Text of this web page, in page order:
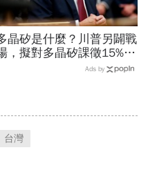
晶矽是什麼？川普另闢戰
，擬對多晶矽課徵15%關
稅…劍指中國？晶片與太陽
Ads by
台灣